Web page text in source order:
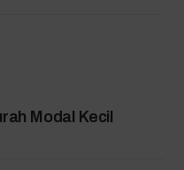
Modal Kecil